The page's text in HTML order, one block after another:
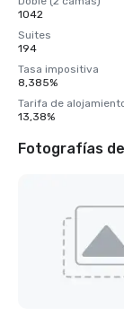
1042
Suites
194
Tasa impositiva
8,385%
Tarifa de
13,38%
Fotografías